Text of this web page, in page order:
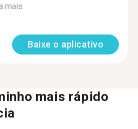
mais
Baixe o aplicativo
mais rápido